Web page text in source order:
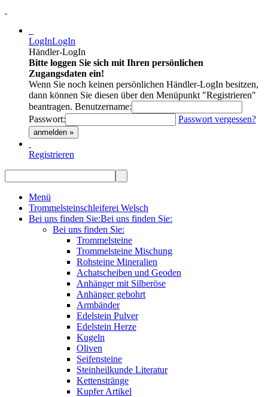
LogInLogIn
Händler-LogIn
Bitte loggen Sie sich mit Ihren persönlichen
Zugangsdaten ein!
Wenn Sie noch keinen persönlichen Händler-LogIn besitzen,
dann können Sie diesen über den Menüpunkt "Registrieren"
beantragen. Benutzername:
Passwort:
Passwort vergessen?
anmelden »
Registrieren
Menü
Trommelsteinschleiferei Welsch
Bei uns finden Sie:Bei uns finden Sie:
Bei uns finden Sie:
Trommelsteine
Trommelsteine Mischung
Rohsteine Mineralien
Achatscheiben und Geoden
Anhänger mit Silberöse
Anhänger gebohrt
Armbänder
Edelstein Pulver
Edelstein Herze
Kugeln
Oliven
Seifensteine
Steinheilkunde Literatur
Kettenstränge
Kupfer Artikel